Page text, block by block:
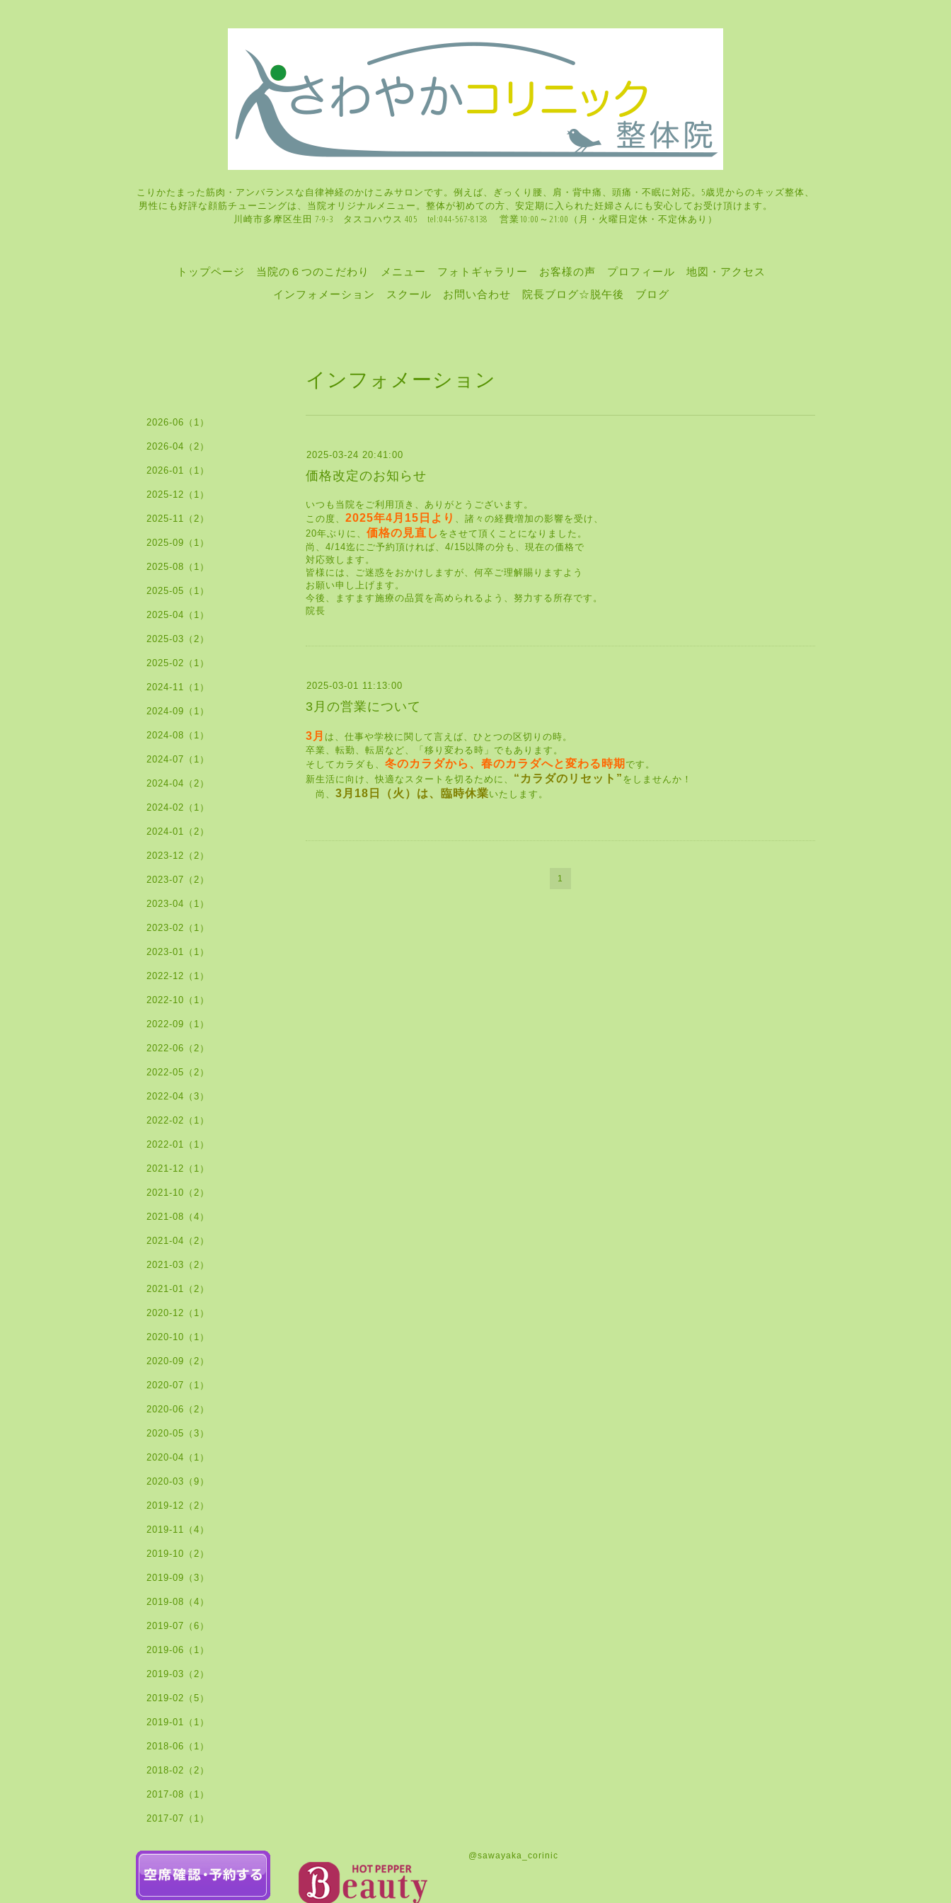
こりかたまった筋肉・アンバランスな自律神経のかけこみサロンです。例えば、ぎっくり腰、肩・背中痛、頭痛・不眠に対応。5歳児からのキッズ整体、
男性にも好評な顔筋チューニングは、当院オリジナルメニュー。整体が初めての方、安定期に入られた妊婦さんにも安心してお受け頂けます。
川崎市多摩区生田 7-9-3 タスコハウス 405 tel:044-567-8138 営業10:00～21:00（月・火曜日定休・不定休あり）
トップページ 当院の６つのこだわり メニュー フォトギャラリー お客様の声 プロフィール
地図・アクセス
インフォメーション
スクール お問い合わせ 院長ブログ☆脱午後 ブログ
インフォメーション
2025-03-24 20:41:00
価格改定のお知らせ
いつも当院をご利用頂き、ありがとうございます。
この度、 2025年4月15日より 、諸々の経費増加の影響を受け、
20年ぶりに、 価格の見直し をさせて頂くことになりました。
尚、4/14迄にご予約頂ければ、4/15以降の分も、現在の価格で
対応致します。
皆様には、ご迷惑をおかけしますが、何卒ご理解賜りますよう
お願い申し上げます。
今後、ますます施療の品質を高められるよう、努力する所存です。
院長
2025-03-01 11:13:00
3月の営業について
3月 は、仕事や学校に関して言えば、ひとつの区切りの時。
卒業、転勤、転居など、「移り変わる時」でもあります。
そしてカラダも、 冬のカラダから、春のカラダへと変わる時期 です。
新生活に向け、快適なスタートを切るために、 “カラダのリセット” をしませんか！
尚、 3月18日（火）は、臨時休業いたします。
1
2026-06（1）
2026-04（2）
2026-01（1）
2025-12（1）
2025-11（2）
2025-09（1）
2025-08（1）
2025-05（1）
2025-04（1）
2025-03（2）
2025-02（1）
2024-11（1）
2024-09（1）
2024-08（1）
2024-07（1）
2024-04（2）
2024-02（1）
2024-01（2）
2023-12（2）
2023-07（2）
2023-04（1）
2023-02（1）
2023-01（1）
2022-12（1）
2022-10（1）
2022-09（1）
2022-06（2）
2022-05（2）
2022-04（3）
2022-02（1）
2022-01（1）
2021-12（1）
2021-10（2）
2021-08（4）
2021-04（2）
2021-03（2）
2021-01（2）
2020-12（1）
2020-10（1）
2020-09（2）
2020-07（1）
2020-06（2）
2020-05（3）
2020-04（1）
2020-03（9）
2019-12（2）
2019-11（4）
2019-10（2）
2019-09（3）
2019-08（4）
2019-07（6）
2019-06（1）
2019-03（2）
2019-02（5）
2019-01（1）
2018-06（1）
2018-02（2）
2017-08（1）
2017-07（1）
@sawayaka_corinic